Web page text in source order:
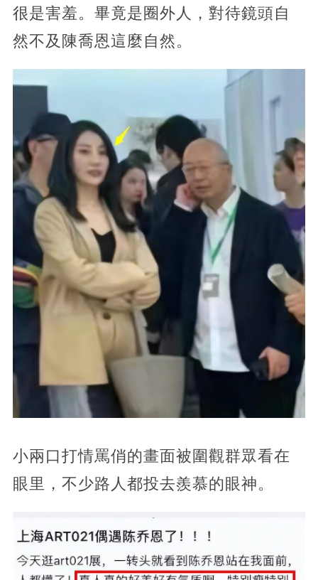
很是害羞。畢竟是圈外人，對待鏡頭自
然不及陳喬恩這麼自然。
小兩口打情罵俏的畫面被圍觀群眾看在
眼里，不少路人都投去羨慕的眼神。